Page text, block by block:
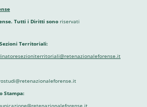
Tutti i Diritti sono riservati
Territoriali:
Stampa: